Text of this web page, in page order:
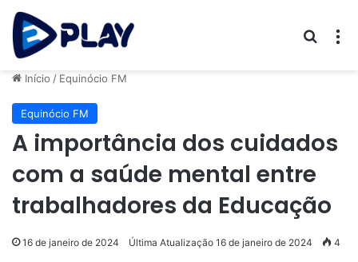
Início / Equinócio FM
Equinócio FM
A importância dos cuidados
com a saúde mental entre
trabalhadores da Educação
16 de janeiro de 2024 Última Atualização 16 de janeiro de 2024 4